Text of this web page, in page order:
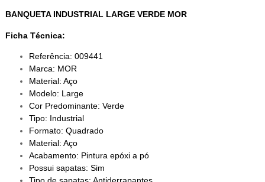
BANQUETA INDUSTRIAL LARGE VERDE MOR
Ficha Técnica:
Referência: 009441
Marca: MOR
Material: Aço
Modelo: Large
Cor Predominante: Verde
Tipo: Industrial
Formato: Quadrado
Material: Aço
Acabamento: Pintura epóxi a pó
Possui sapatas: Sim